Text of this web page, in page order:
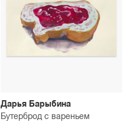
Дарья Барыбина
Бутерброд с вареньем